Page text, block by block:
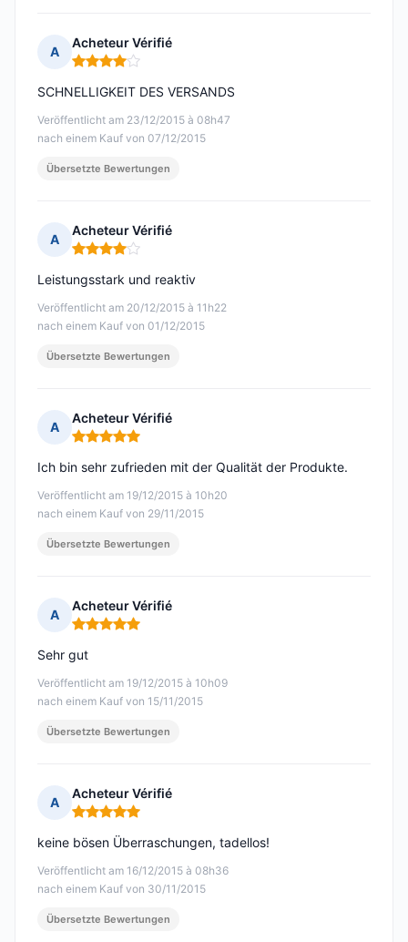
A
Acheteur Vérifié
Hinweis: 4 von 5
Veröffentlicht am 23/12/2015 à 08h47
nach einem Kauf von 07/12/2015
SCHNELLIGKEIT DES VERSANDS
Übersetzte Bewertungen
A
Acheteur Vérifié
Hinweis: 4 von 5
Veröffentlicht am 20/12/2015 à 11h22
nach einem Kauf von 01/12/2015
Leistungsstark und reaktiv
Übersetzte Bewertungen
A
Acheteur Vérifié
Hinweis: 5 von 5
Veröffentlicht am 19/12/2015 à 10h20
nach einem Kauf von 29/11/2015
Ich bin sehr zufrieden mit der Qualität der Produkte.
Übersetzte Bewertungen
A
Acheteur Vérifié
Hinweis: 5 von 5
Veröffentlicht am 19/12/2015 à 10h09
nach einem Kauf von 15/11/2015
Sehr gut
Übersetzte Bewertungen
A
Acheteur Vérifié
Hinweis: 5 von 5
Veröffentlicht am 16/12/2015 à 08h36
nach einem Kauf von 30/11/2015
keine bösen Überraschungen, tadellos!
Übersetzte Bewertungen